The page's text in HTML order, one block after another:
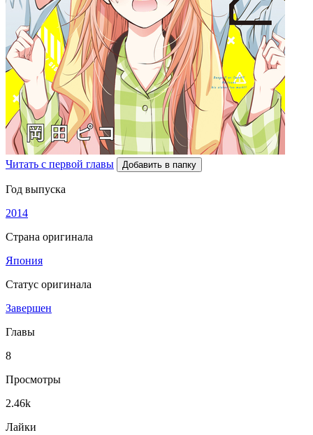
Читать с первой главы Добавить в папку
Год выпуска
2014
Страна оригинала
Япония
Статус оригинала
Завершен
Главы
8
Просмотры
2.46k
Лайки